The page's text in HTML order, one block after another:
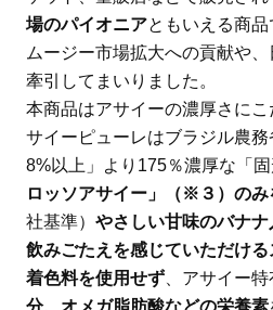
場のパイオニアともいえる商
ムージー市場拡大への貢献や
牽引してまいりました。
本商品はアサイーの濃厚さに
サイーピューレはブラジル農
8%以上」より175％濃厚な「
ロッソアサイー」（※３）のみ
社基準） やさしい甘味のバナ
飲みごたえを感じていただけ
着色料を使用せず、アサイー特
分、オメガ脂肪酸などの栄養素